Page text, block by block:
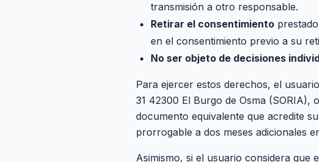
transmisión a otro responsable.
Retirar el consentimiento
en el consentimiento previo a su
No ser objeto de decisiones
Para ejercer estos derechos, el
31 42300 El Burgo de Osma
documento equivalente que acredite
prorrogable a dos meses adicionales
Asimismo, si el usuario considera que